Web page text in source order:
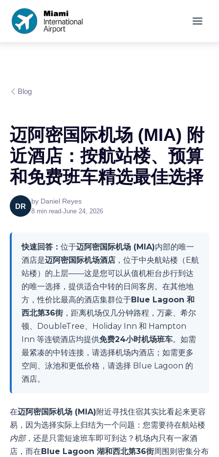
Blog
迈阿密国际机场 (MIA) 附
近酒店：按航站楼、预算
和免费班车精选最佳选择
DR
by Daniel Reyes
8 min read•June 24, 2026
快速回答： 位于迈阿密国际机场 (MIA)内部的唯一
酒店是迈阿密国际机场酒店 ，位于中央航站楼（E航
站楼）的上层——这是您可以从值机柜台步行到达
的唯一选择，提供适合中转的日间客房。在其他地
方，性价比最高的酒店集群位于Blue Lagoon 和
西北第36街，距离机场仅几分钟路程，万豪、希尔
顿、DoubleTree、Holiday Inn 和 Hampton
Inn 等连锁酒店均提供免费24小时机场班车。如需
最紧凑的中转连接，请选择机场内酒店；如需更多
空间、泳池和更低价格，请选择 Blue Lagoon 的
酒店。
在迈阿密国际机场 (MIA)附近寻找住宿其实比看起来更容
易，因为选择实际上归结为一个问题：您需要待在航站楼
内部，还是只需短途班车即可到达？机场内只有一家酒
店，而在Blue Lagoon 湖和西北第36街周围则密集分布